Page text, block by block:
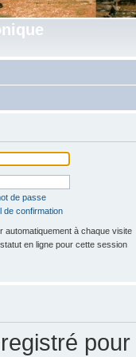
de passe
de confirmation
automatiquement à chaque visite
en ligne pour cette session